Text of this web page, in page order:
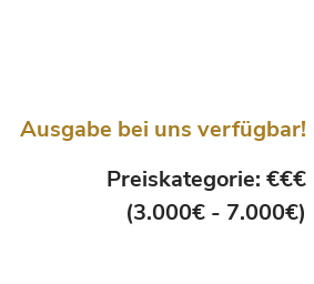
Ausgabe bei uns verfügbar!
Preiskategorie: €€€
(3.000€ - 7.000€)